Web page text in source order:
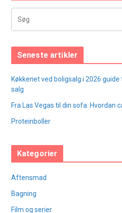
Seneste artikler
Køkkenet ved boligsalg i 2026
salg
Fra Las Vegas til din sofa: Hvordan
Proteinboller
Kategorier
Aftensmad
Bagning
Film og serier